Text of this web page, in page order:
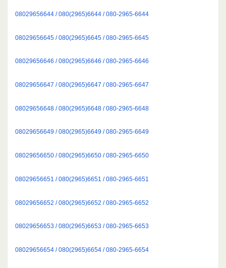
08029656644 / 080(2965)6644 / 080-2965-6644
08029656645 / 080(2965)6645 / 080-2965-6645
08029656646 / 080(2965)6646 / 080-2965-6646
08029656647 / 080(2965)6647 / 080-2965-6647
08029656648 / 080(2965)6648 / 080-2965-6648
08029656649 / 080(2965)6649 / 080-2965-6649
08029656650 / 080(2965)6650 / 080-2965-6650
08029656651 / 080(2965)6651 / 080-2965-6651
08029656652 / 080(2965)6652 / 080-2965-6652
08029656653 / 080(2965)6653 / 080-2965-6653
08029656654 / 080(2965)6654 / 080-2965-6654